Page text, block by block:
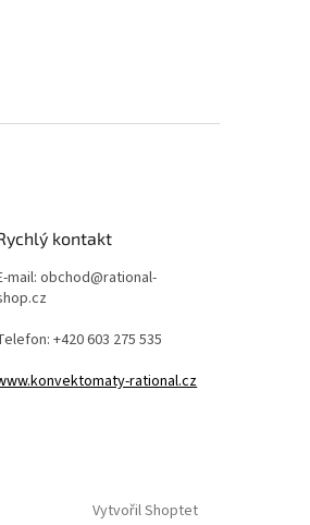
kontakt
mail: obchod@rational-
+420 603 275 535
rational.cz
Vytvořil Shoptet